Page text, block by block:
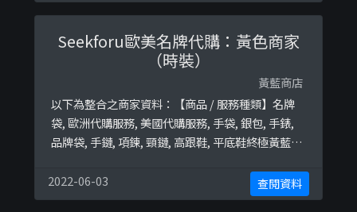
sts/1787281408238153https://www.facebook.
com/amitie ...
Seekforu歐美名牌代購：黃色商家
（時裝）
黃藍商店
以下為整合之商家資料：【商品 / 服務種類】名牌
袋, 歐洲代購服務, 美國代購服務, 手袋, 銀包, 手錶,
品牌袋, 手鏈, 項鍊, 頸鏈, 高跟鞋, 平底鞋終極黃藍地
2022-06-03
查閱資料